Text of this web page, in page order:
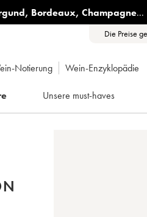
, Bordeaux, Champagne...
Die Preise
Notierung Wein-Enzyklopädie
Unsere must-haves